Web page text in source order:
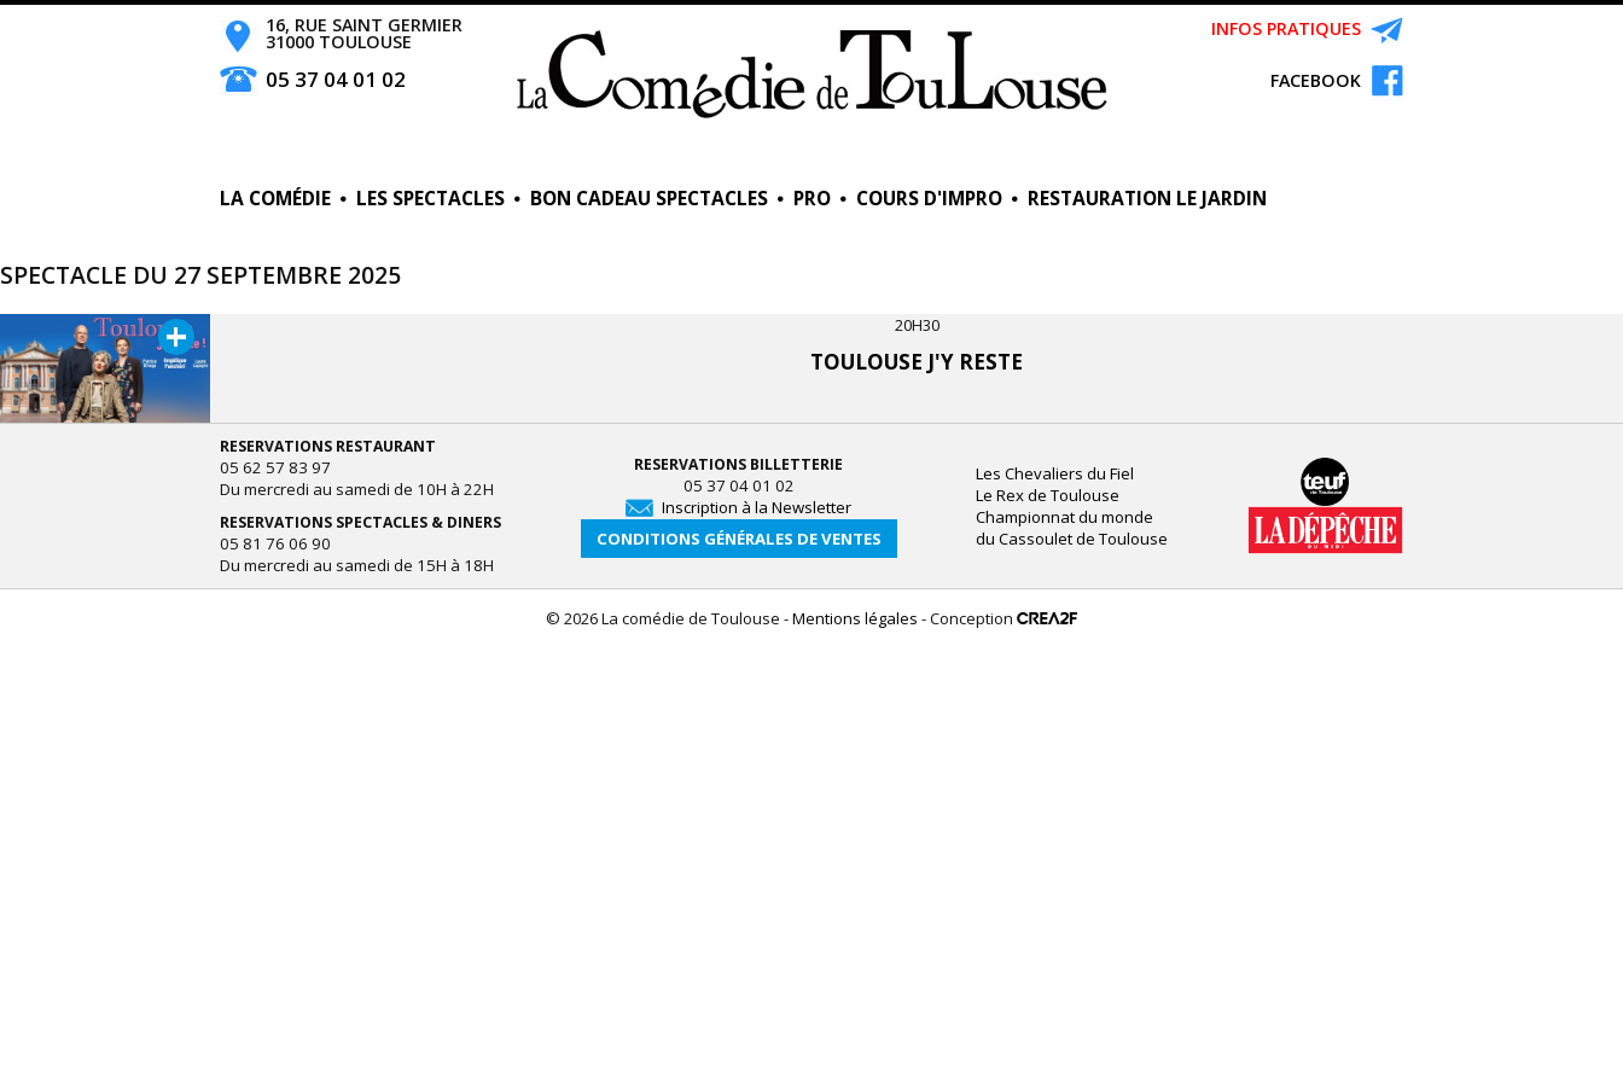
16, RUE SAINT GERMIER
31000 TOULOUSE
05 37 04 01 02
INFOS PRATIQUES
FACEBOOK
LA COMÉDIE LES SPECTACLES BON CADEAU SPECTACLES PRO COURS D'IMPRO RESTAURATION LE JARDIN
SPECTACLE DU 27 SEPTEMBRE 2025
20H30
TOULOUSE J'Y RESTE
+
RESERVATIONS RESTAURANT
05 62 57 83 97
Du mercredi au samedi de 10H à 22H
RESERVATIONS SPECTACLES & DINERS
05 81 76 06 90
Du mercredi au samedi de 15H à 18H
RESERVATIONS BILLETTERIE
05 37 04 01 02
Inscription à la Newsletter
CONDITIONS GÉNÉRALES DE VENTES
Les Chevaliers du Fiel
Le Rex de Toulouse
Championnat du monde
du Cassoulet de Toulouse
© 2026 La comédie de Toulouse -Mentions légales - Conception